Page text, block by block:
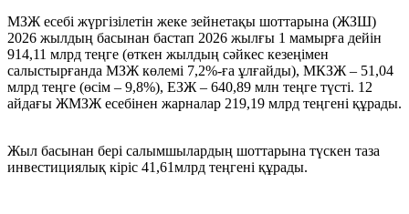
МЗЖ есебі жүргізілетін жеке зейнетақы шоттарына (ЖЗШ)
2026 жылдың басынан бастап 2026 жылғы 1 мамырға дейін
914,11 млрд теңге (өткен жылдың сәйкес кезеңімен
салыстырғанда МЗЖ көлемі 7,2%-ға ұлғайды), МКЗЖ – 51,04
млрд теңге (өсім – 9,8%), ЕЗЖ – 640,89 млн теңге түсті. 12
айдағы ЖМЗЖ есебінен жарналар 219,19 млрд теңгені құрады.
Жыл басынан бері салымшылардың шоттарына түскен таза
инвестициялық кіріс 41,61млрд теңгені құрады.